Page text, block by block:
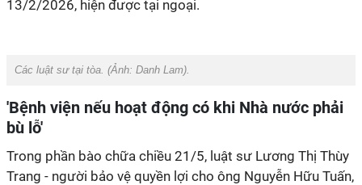
13/2/2026, hiện được tại ngoại.
Các luật sư tại tòa. (Ảnh: Danh Lam).
'Bệnh viện nếu hoạt động có khi Nhà nước phải
bù lỗ'
Trong phần bào chữa chiều 21/5, luật sư Lương Thị Thùy
Trang - người bảo vệ quyền lợi cho ông Nguyễn Hữu Tuấn,